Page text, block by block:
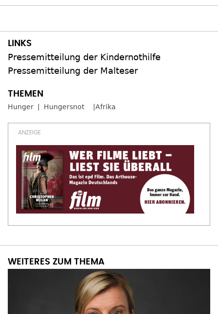
Pressemitteilung der Kindernothilfe
Pressemitteilung der Malteser
Hunger Hungersnot Afrika
WEITERES ZUM THEMA